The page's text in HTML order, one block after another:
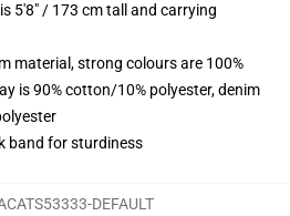
5'8" / 173 cm tall and carrying
material, strong colours are 100%
is 90% cotton/10% polyester, denim
band for sturdiness
DEFAULT